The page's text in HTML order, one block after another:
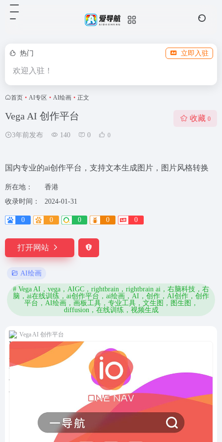
热门 立即入驻
欢迎入驻！
首页 • AI专区 • AI绘画 • 正文
Vega AI 创作平台
3年前发布 140 0 0
收藏 0
国内专业的ai创作平台，支持文本生成图片，图片风格转换
所在地：
香港
收录时间：
2024-01-31
0 0 0 0 0
打开网站
AI绘画
# Vega AI，vega，AIGC，rightbrain，rightbrain ai，右脑科技，右
脑，ai在线训练，ai创作平台，ai绘画，AI，创作，AI创作，创作
平台，AI绘画，画板工具，专业工具，文生图，图生图，
diffusion，在线训练，视频生成
Vega AI 创作平台